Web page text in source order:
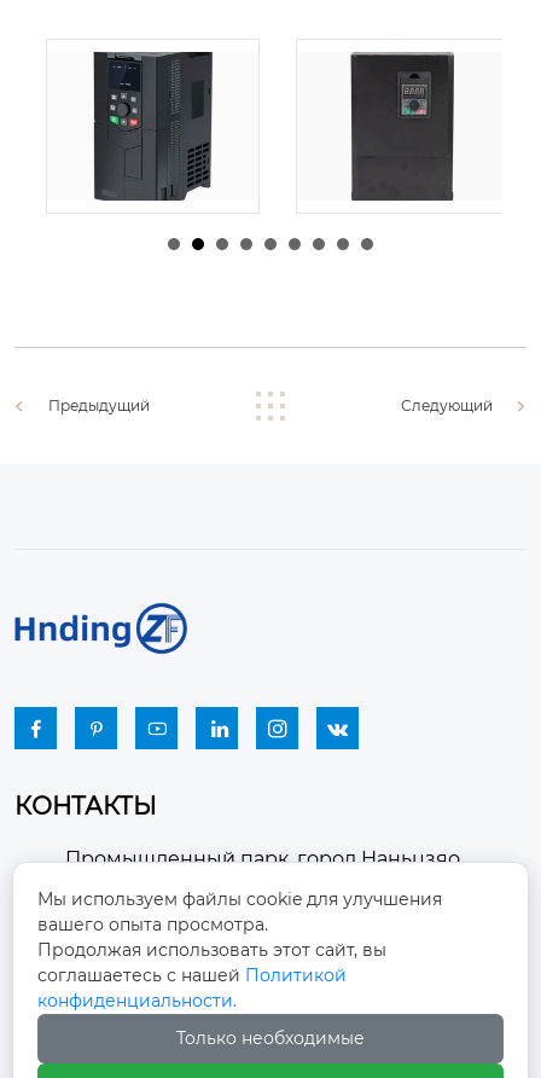
由admin |30 1 月,
由admin |29 1 月,
Предыдущий Следующий
     
КОНТАКТЫ

Промышленный парк, город Наньцзяо,
район Чжоуцунь, город Цзыбо, провинция
Шаньдун
 winston-xu@hengdingfan.com
+86-13806434669
Мы используем файлы cookie для улучшения
вашего опыта просмотра.
Продолжая использовать этот сайт, вы
соглашаетесь с нашей Политикой
конфиденциальности.
Только необходимые